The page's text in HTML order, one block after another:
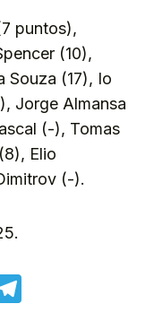
puntos),
(10),
Souza (17), Io
Jorge Almansa
(-), Tomas
Elio
(-).